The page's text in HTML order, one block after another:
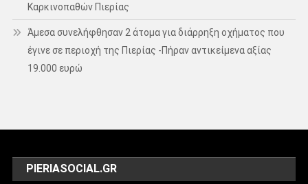
Καρκινοπαθών Πιερίας
Άμεσα συνελήφθησαν 2 άτομα για διάρρηξη οχήματος που
έγινε σε περιοχή της Πιερίας -Πήραν αντικείμενα αξίας
19.000 ευρώ
PIERIASOCIAL.GR